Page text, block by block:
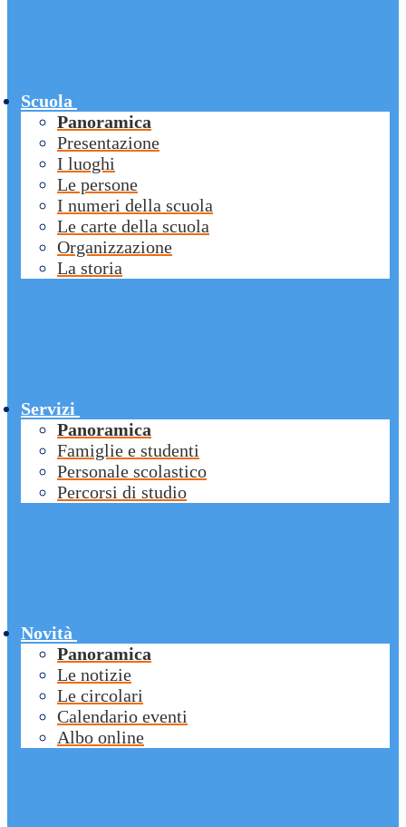
Scuola
Panoramica
Presentazione
I luoghi
Le persone
I numeri della scuola
Le carte della scuola
Organizzazione
La storia
Servizi
Panoramica
Famiglie e studenti
Personale scolastico
Percorsi di studio
Novità
Panoramica
Le notizie
Le circolari
Calendario eventi
Albo online